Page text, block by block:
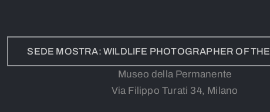
SEDE MOSTRA: WILDLIFE PHOTOGRAPHER OF
Museo della Permanente
Via Filippo Turati 34, Milano